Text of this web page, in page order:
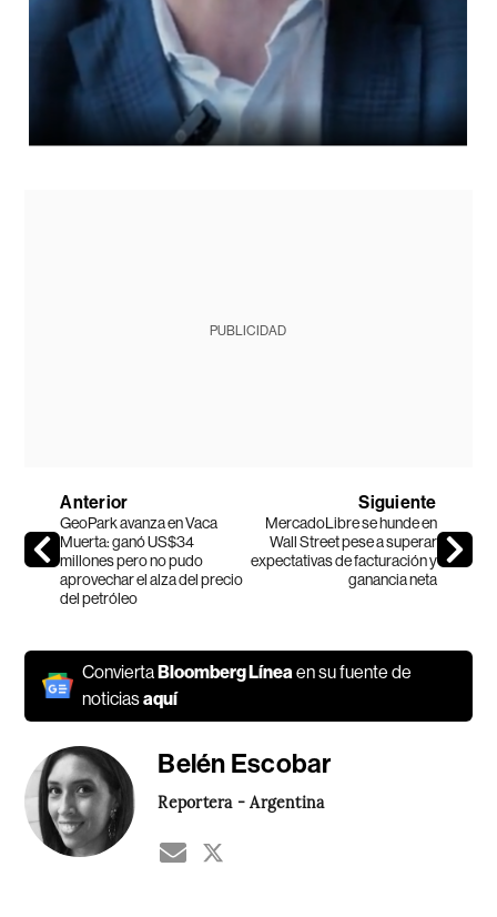
PUBLICIDAD
Anterior
GeoPark avanza en Vaca
Muerta: ganó US$34
millones pero no pudo
aprovechar el alza del precio
del petróleo
Siguiente
MercadoLibre se hunde en
Wall Street pese a superar
expectativas de facturación y
ganancia neta
ConviertaBloomberg Línea en su fuente de
noticiasaquí
Belén Escobar
Reportera - Argentina